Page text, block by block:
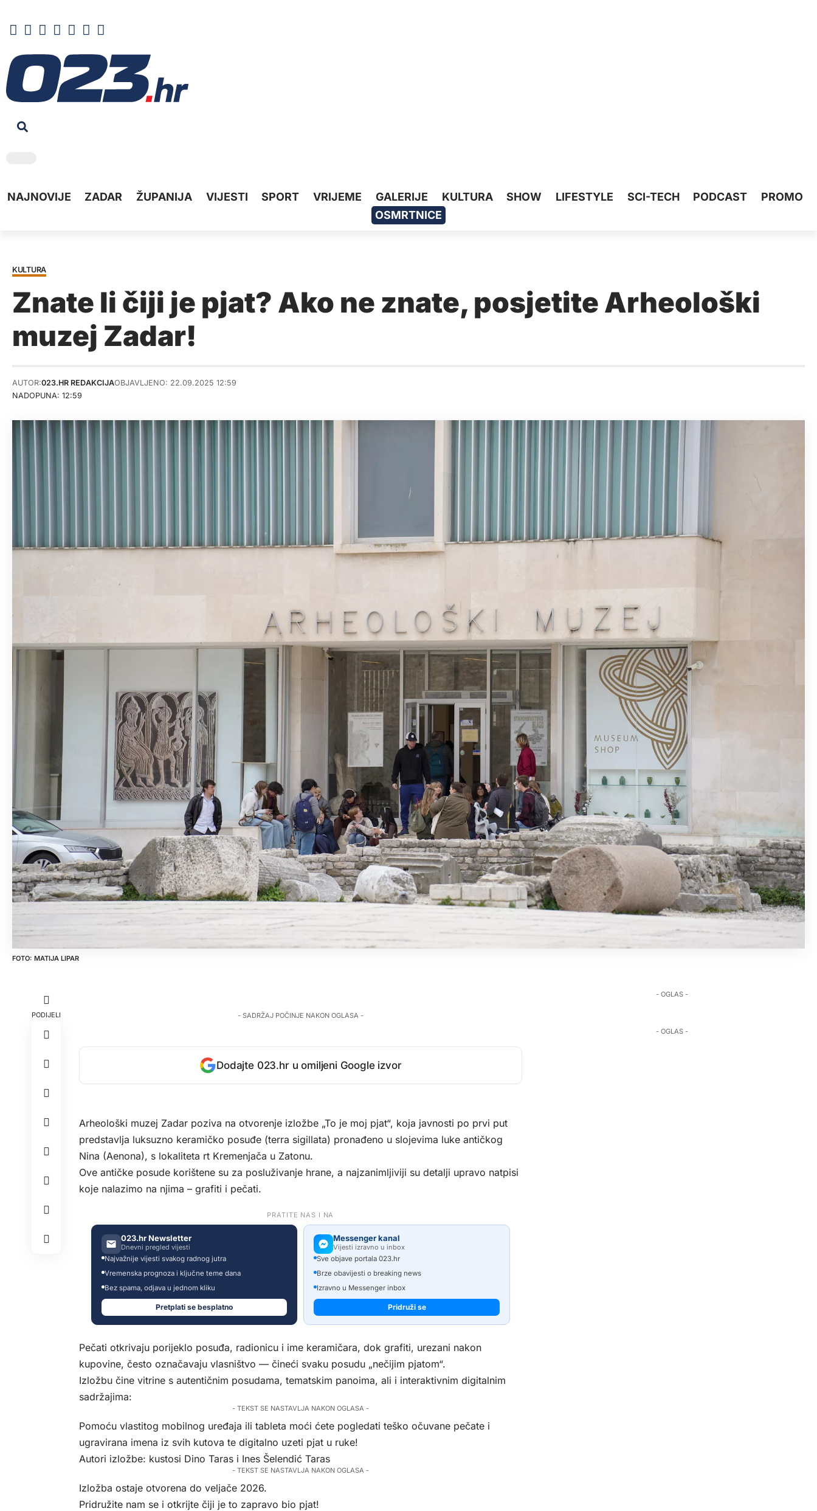
NAJNOVIJE ZADAR ŽUPANIJA VIJESTI SPORT VRIJEME GALERIJE KULTURA SHOW LIFESTYLE SCI-TECH PODCAST
PROMO
OSMRTNICE
KULTURA
Znate li čiji je pjat? Ako ne znate, posjetite Arheološki
muzej Zadar!
NADOPUNA: 12:59
AUTOR:023.HR REDAKCIJAOBJAVLJENO: 22.09.2025 12:59
MATIJA LIPAR
PODIJELI - SADRŽAJ POČINJE NAKON OGLASA -
Dodajte 023.hr u omiljeni Google izvor
Arheološki muzej Zadar poziva na otvorenje izložbe „To je moj pjat“, koja javnosti po prvi put
predstavlja luksuzno keramičko posuđe (terra sigillata) pronađeno u slojevima luke antičkog
Nina (Aenona), s lokaliteta rt Kremenjača u Zatonu.
Ove antičke posude korištene su za posluživanje hrane, a najzanimljiviji su detalji upravo natpisi
koje nalazimo na njima – grafiti i pečati.
PRATITE NAS I NA
023.hr Newsletter
Dnevni pregled vijesti
Najvažnije vijesti svakog radnog jutra
Vremenska prognoza i ključne teme dana
Bez spama, odjava u jednom kliku
Pretplati se besplatno
Messenger kanal
Vijesti izravno u inbox
Sve objave portala 023.hr
Brze obavijesti o breaking news
Izravno u Messenger inbox
Pridruži se
Pečati otkrivaju porijeklo posuđa, radionicu i ime keramičara, dok grafiti, urezani nakon
kupovine, često označavaju vlasništvo — čineći svaku posudu „nečijim pjatom“.
Izložbu čine vitrine s autentičnim posudama, tematskim panoima, ali i interaktivnim digitalnim
sadržajima:
- TEKST SE NASTAVLJA NAKON OGLASA -
Pomoću vlastitog mobilnog uređaja ili tableta moći ćete pogledati teško očuvane pečate i
ugravirana imena iz svih kutova te digitalno uzeti pjat u ruke!
Autori izložbe: kustosi Dino Taras i Ines Šelendić Taras
- TEKST SE NASTAVLJA NAKON OGLASA -
Izložba ostaje otvorena do veljače 2026.
Pridružite nam se i otkrijte čiji je to zapravo bio pjat!
- OGLAS -
- OGLAS -